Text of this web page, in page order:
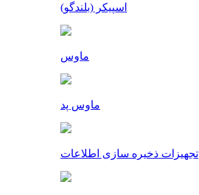
اسپیکر (بلندگو)
ماوس
ماوس پد
تجهیزات ذخیره سازی اطلاعات